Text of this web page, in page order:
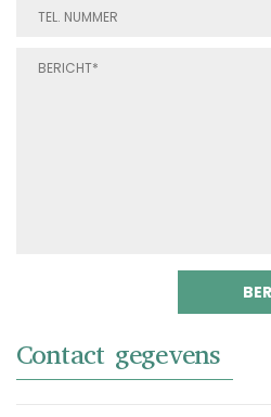
Contact gegevens